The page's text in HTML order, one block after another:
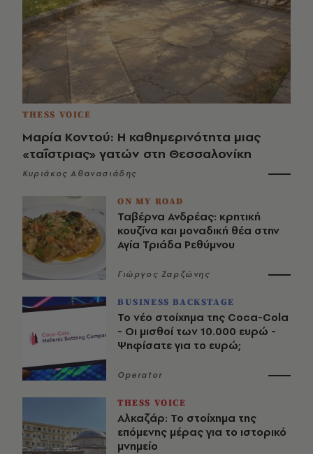
THESS VOICE
Μαρία Κοντού: Η καθημερινότητα μιας
«ταΐστριας» γατών στη Θεσσαλονίκη
Κυριάκος Αθανασιάδης
ON MY ROAD
Ταβέρνα Ανδρέας: κρητική
κουζίνα και μοναδική θέα στην
Αγία Τριάδα Ρεθύμνου
Γιώργος Ζαρζώνης
BUSINESS BACKSTAGE
Το νέο στοίχημα της Coca-Cola
- Οι μισθοί των 10.000 ευρώ -
Ψηφίσατε για το ευρώ;
Operator
THESS VOICE
Αλκαζάρ: Το στοίχημα της
επόμενης μέρας για το ιστορικό
μνημείο